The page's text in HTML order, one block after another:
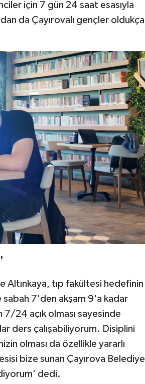
için 7 gün 24 saat esasıyla
da Çayırovalı gençler oldukça
Altınkaya, tıp fakültesi hedefinin
7'den akşam 9'a kadar
24 açık olması sayesinde
ders çalışabiliyorum. Disiplini
olması da özellikle yararlı
bize sunan Çayırova Belediye
dedi.